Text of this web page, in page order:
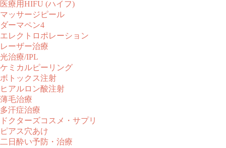
医療用HIFU (ハイフ)
マッサージピール
ダーマペン4
エレクトロポレーション
レーザー治療
光治療/IPL
ケミカルピーリング
ボトックス注射
ヒアルロン酸注射
薄毛治療
多汗症治療
ドクターズコスメ・サプリ
ピアス穴あけ
二日酔い予防・治療